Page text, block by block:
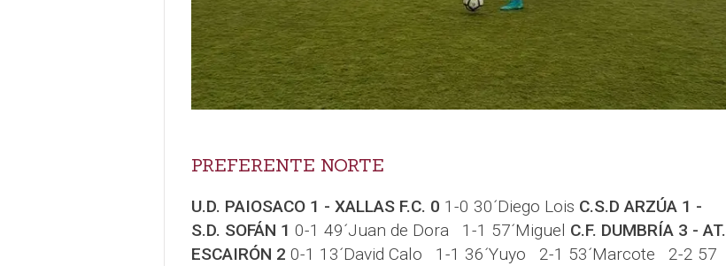
PREFERENTE NORTE
U.D. PAIOSACO 1 - XALLAS F.C. 0 1-0 30´Diego Lois C.S.D ARZÚA 1 -
S.D. SOFÁN 1 0-1 49´Juan de Dora 1-1 57´Miguel C.F. DUMBRÍA 3 - AT.
ESCAIRÓN 2 0-1 13´David Calo 1-1 36´Yuyo 2-1 53´Marcote 2-2 57